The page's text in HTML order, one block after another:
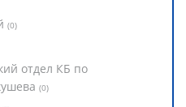
(0)
отдел КБ по
(0)